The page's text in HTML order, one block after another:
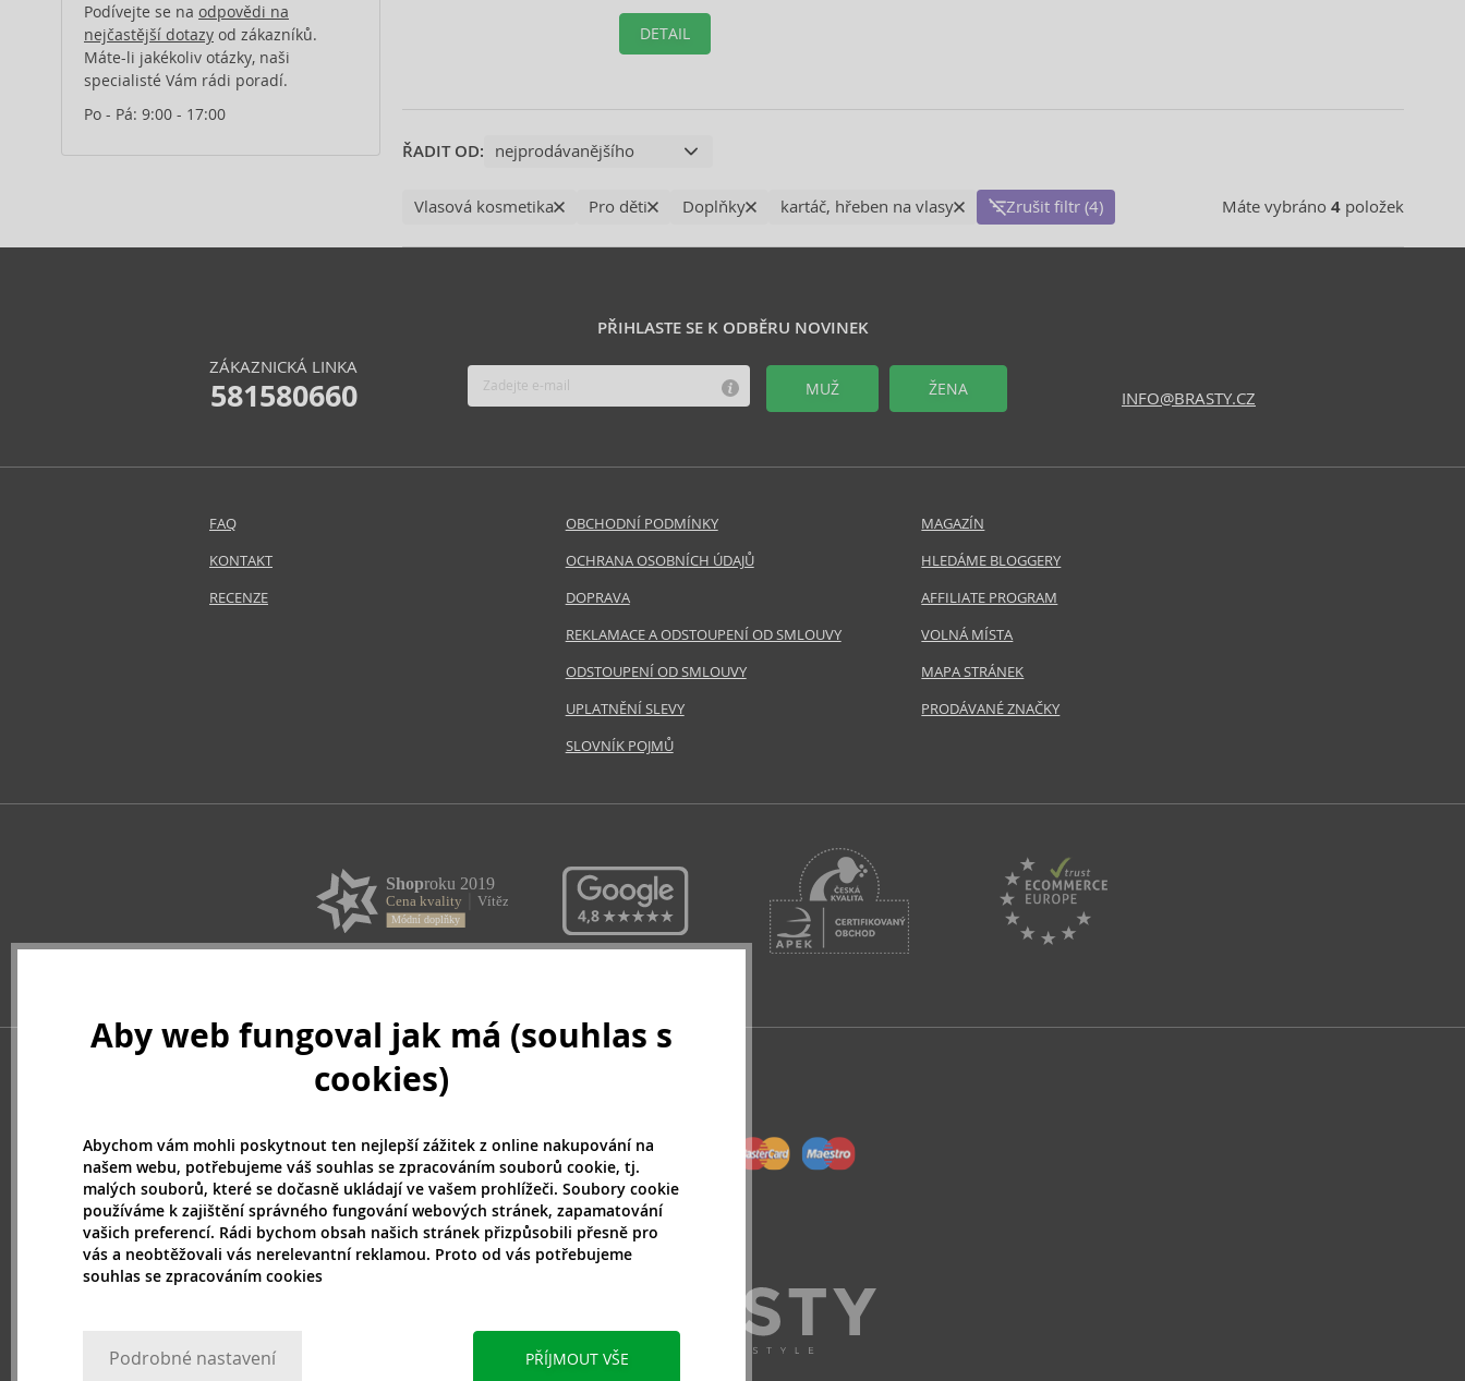
DETAIL
ŘADIT OD:
Máte vybráno 4položek
Vlasová kosmetika Pro děti Doplňky kartáč, hřeben na vlasy Zrušit filtr (4)
Podívejte se na odpovědi na
nejčastější dotazy od zákazníků.
Máte-li jakékoliv otázky, naši
specialisté Vám rádi poradí.
Po - Pá: 9:00 - 17:00
PŘIHLASTE SE K ODBĚRU NOVINEK
MUŽ ŽENA
ZÁKAZNICKÁ LINKA
581580660 INFO@BRASTY.CZ
FAQ
KONTAKT
RECENZE
OBCHODNÍ PODMÍNKY
OCHRANA OSOBNÍCH ÚDAJŮ
DOPRAVA
REKLAMACE A ODSTOUPENÍ OD SMLOUVY
ODSTOUPENÍ OD SMLOUVY
UPLATNĚNÍ SLEVY
SLOVNÍK POJMŮ
MAGAZÍN
HLEDÁME BLOGGERY
AFFILIATE PROGRAM
VOLNÁ MÍSTA
MAPA STRÁNEK
PRODÁVANÉ ZNAČKY
Aby web fungoval jak má (souhlas s
cookies)
Abychom vám mohli poskytnout ten nejlepší zážitek z online nakupování na
našem webu, potřebujeme váš souhlas se zpracováním souborů cookie, tj.
malých souborů, které se dočasně ukládají ve vašem prohlížeči. Soubory cookie
používáme k zajištění správného fungování webových stránek, zapamatování
vašich preferencí. Rádi bychom obsah našich stránek přizpůsobili přesně pro
vás a neobtěžovali vás nerelevantní reklamou. Proto od vás potřebujeme
souhlas se zpracováním cookies
Podrobné nastavení PŘÍJMOUT VŠE